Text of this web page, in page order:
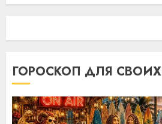
ГОРОСКОП ДЛЯ СВОИХ